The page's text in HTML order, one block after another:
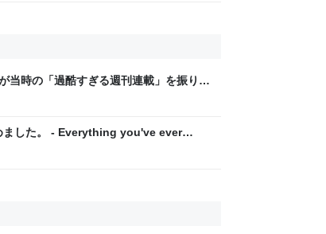
当時の「過酷すぎる週刊連載」を振り返
さない」ストイックな舞台裏 | 日刊
ました。 - Everything you've ever